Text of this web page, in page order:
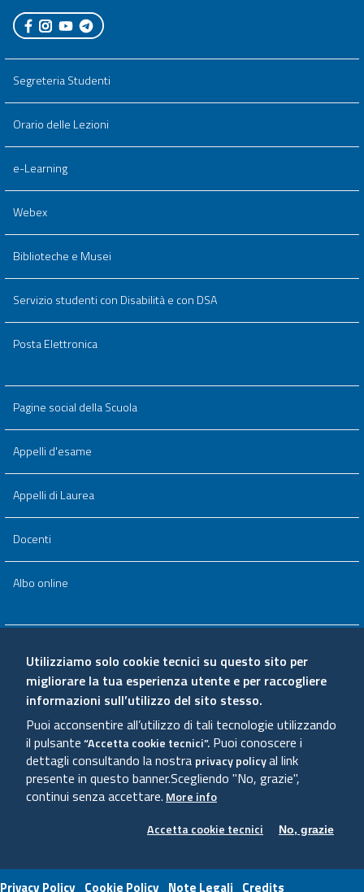
Segreteria Studenti
Orario delle Lezioni
e-Learning
Webex
Biblioteche e Musei
Servizio studenti con Disabilità e con DSA
Posta Elettronica
Pagine social della Scuola
Appelli d'esame
Appelli di Laurea
Docenti
Albo online
Qualità e valutazione
Amministrazione trasparente
Sitemap
Privacy Policy Cookie Policy Note Legali Credits
Utilizziamo solo cookie tecnici su questo sito per
migliorare la tua esperienza utente e per raccogliere
informazioni sull’utilizzo del sito stesso.
Puoi acconsentire all’utilizzo di tali tecnologie utilizzando
il pulsante“Accetta cookie tecnici”. Puoi conoscere i
dettagli consultando la nostra privacy policyal link
presente in questo banner.Scegliendo "No, grazie",
continui senza accettare. More info
Accetta cookie tecnici
No, grazie